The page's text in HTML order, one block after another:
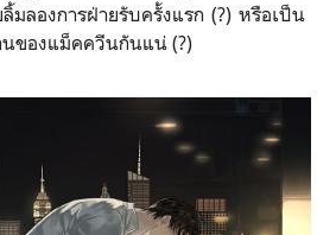
มลองการฝ่ายรับครั้งแรก (?) หรือเป็น
นของแม็คควีนกันแน่ (?)